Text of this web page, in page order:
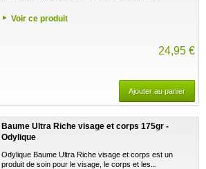
Voir ce produit
24,95 €
Ajouter au panier
Baume Ultra Riche visage et corps 175gr -
Odylique
Odylique Baume Ultra Riche visage et corps est un
produit de soin pour le visage, le corps et les...